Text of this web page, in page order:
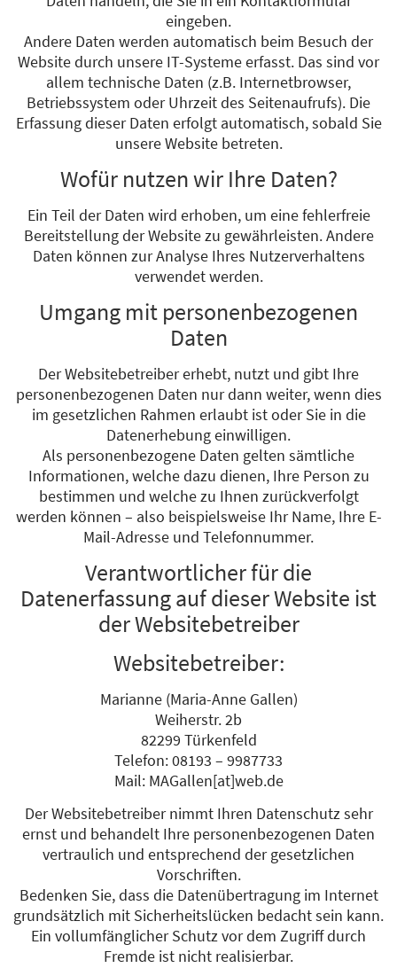
eingeben.
Andere Daten werden automatisch beim Besuch der
Website durch unsere IT-Systeme erfasst. Das sind vor
allem technische Daten (z.B. Internetbrowser,
Betriebssystem oder Uhrzeit des Seitenaufrufs). Die
Erfassung dieser Daten erfolgt automatisch, sobald Sie
unsere Website betreten.
Wofür nutzen wir Ihre Daten?
Ein Teil der Daten wird erhoben, um eine fehlerfreie
Bereitstellung der Website zu gewährleisten. Andere
Daten können zur Analyse Ihres Nutzerverhaltens
verwendet werden.
Umgang mit personenbezogenen
Daten
Der Websitebetreiber erhebt, nutzt und gibt Ihre
personenbezogenen Daten nur dann weiter, wenn dies
im gesetzlichen Rahmen erlaubt ist oder Sie in die
Datenerhebung einwilligen.
Als personenbezogene Daten gelten sämtliche
Informationen, welche dazu dienen, Ihre Person zu
bestimmen und welche zu Ihnen zurückverfolgt
werden können – also beispielsweise Ihr Name, Ihre E-
Mail-Adresse und Telefonnummer.
Verantwortlicher für die
Datenerfassung auf dieser Website ist
der Websitebetreiber
Websitebetreiber:
Marianne (Maria-Anne Gallen)
Weiherstr. 2b
82299 Türkenfeld
Telefon: 08193 – 9987733
Mail: MAGallen[at]web.de
Der Websitebetreiber nimmt Ihren Datenschutz sehr
ernst und behandelt Ihre personenbezogenen Daten
vertraulich und entsprechend der gesetzlichen
Vorschriften.
Bedenken Sie, dass die Datenübertragung im Internet
grundsätzlich mit Sicherheitslücken bedacht sein kann.
Ein vollumfänglicher Schutz vor dem Zugriff durch
Fremde ist nicht realisierbar.